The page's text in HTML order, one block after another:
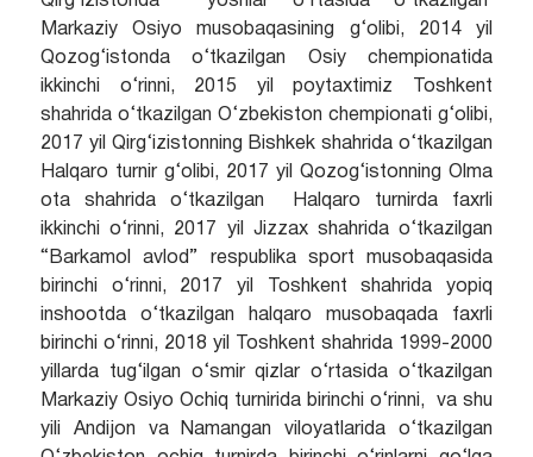
Markaziy Osiyo musobaqasining g‘olibi, 2014 yil
Qozog‘istonda o‘tkazilgan Osiy chempionatida
ikkinchi o‘rinni, 2015 yil poytaxtimiz Toshkent
shahrida o‘tkazilgan O‘zbekiston chempionati g‘olibi,
2017 yil Qirg‘izistonning Bishkek shahrida o‘tkazilgan
Halqaro turnir g‘olibi, 2017 yil Qozog‘istonning Olma
ota shahrida o‘tkazilgan Halqaro turnirda faxrli
ikkinchi o‘rinni, 2017 yil Jizzax shahrida o‘tkazilgan
“Barkamol avlod” respublika sport musobaqasida
birinchi o‘rinni, 2017 yil Toshkent shahrida yopiq
inshootda o‘tkazilgan halqaro musobaqada faxrli
birinchi o‘rinni, 2018 yil Toshkent shahrida 1999-2000
yillarda tug‘ilgan o‘smir qizlar o‘rtasida o‘tkazilgan
Markaziy Osiyo Ochiq turnirida birinchi o‘rinni, va shu
yili Andijon va Namangan viloyatlarida o‘tkazilgan